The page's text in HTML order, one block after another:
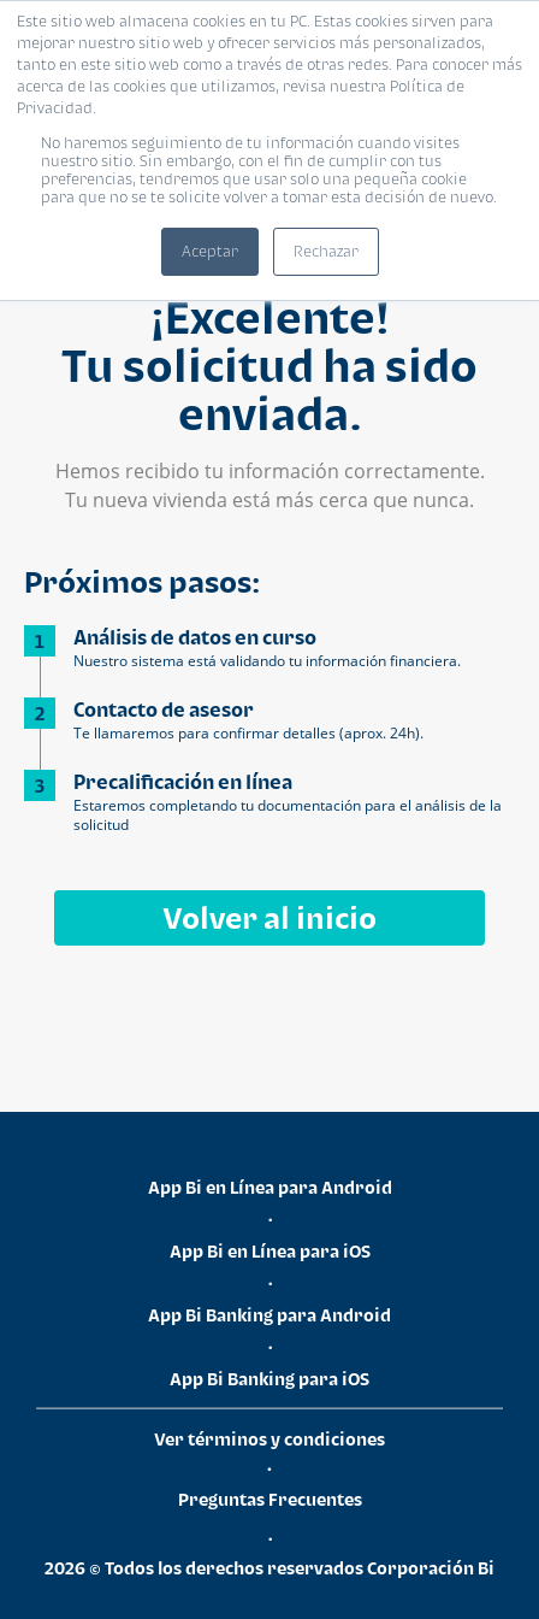
Este sitio web almacena cookies en tu PC. Estas cookies sirven para
mejorar nuestro sitio web y ofrecer servicios más personalizados,
tanto en este sitio web como a través de otras redes. Para conocer más
acerca de las cookies que utilizamos, revisa nuestra Política de
Privacidad.
No haremos seguimiento de tu información cuando visites
nuestro sitio. Sin embargo, con el fin de cumplir con tus
preferencias, tendremos que usar solo una pequeña cookie
para que no se te solicite volver a tomar esta decisión de nuevo.
Aceptar Rechazar
¡Excelente!
Tu solicitud ha sido
enviada.
Hemos recibido tu información correctamente.
Tu nueva vivienda está más cerca que nunca.
Próximos pasos:
1 Análisis de datos en curso
Nuestro sistema está validando tu información financiera.
2 Contacto de asesor
Te llamaremos para confirmar detalles (aprox. 24h).
3 Precalificación en línea
Estaremos completando tu documentación para el análisis de la
solicitud
Volver al inicio
App Bi en Línea para Android
•
App Bi en Línea para iOS
•
App Bi Banking para Android
•
App Bi Banking para iOS
Ver términos y condiciones
•
Preguntas Frecuentes
•
2026 © Todos los derechos reservados Corporación Bi